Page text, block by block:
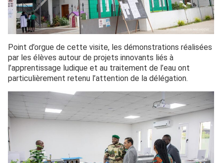
Point d’orgue de cette visite, les démonstrations réalisées
par les élèves autour de projets innovants liés à
l’apprentissage ludique et au traitement de l’eau ont
particulièrement retenu l’attention de la délégation.